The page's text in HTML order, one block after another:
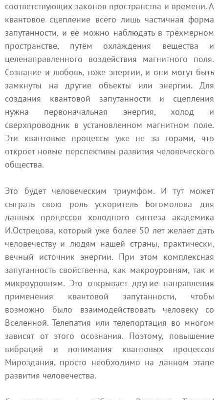
соответствующих законов пространства и времени. А
квантовое сцепление всего лишь частичная форма
запутанности, и её можно наблюдать в трёхмерном
пространстве, путём охлаждения вещества и
целенаправленного воздействия магнитного поля.
Сознание и любовь, тоже энергии, и они могут быть
замкнуты на другие объекты или энергии. Для
создания квантовой запутанности и сцепления
нужна первоначальная энергия, холод и
сверхпроводник в установленном магнитном поле.
Эти квантовые процессы уже не за горами, что
откроет новые перспективы развития человеческого
общества.
Это будет человеческим триумфом. И тут может
сыграть свою роль ускоритель Богомолова для
данных процессов холодного синтеза академика
И.Острецова, который уже более 50 лет желает дать
человечеству и людям нашей страны, практически,
вечный источник энергии. При этом комплексная
запутанность свойственна, как макроуровням, так и
микроуровням. Это открывает другие направления
применения квантовой запутанности, чтобы
возможно было взаимодействовать человеку со
Вселенной. Телепатия или телепортация во многом
зависят от этого осознания. Поэтому, повышение
вибраций и понимания квантовых процессов
Мироздания, просто необходимо на данном этапе
развития человечества.